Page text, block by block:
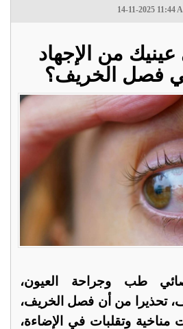
14-11-2025 11:44
من الإجهاد
فصل الخريف؟
طب وجراحة العيون،
تحذيرا من أن فصل الخريف،
مناخية وتقلبات في الإضاءة،